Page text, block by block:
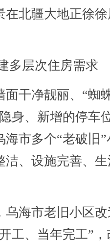
在北疆大地正徐
层次住房需求
干净靓丽、“蜘
身、新增的停车
市多个“老破旧”
洁、设施完善、
海市老旧小区改
工、当年完工”，